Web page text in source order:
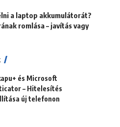
a laptop akkumulátorát?
romlása – javítás vagy
és Microsoft
– Hitelesítés
új telefonon